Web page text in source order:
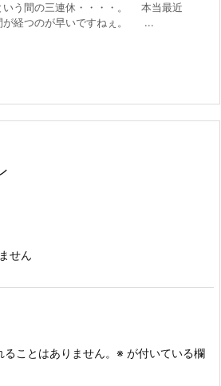
う間の三連休・・・・。 本当最近
が経つのが早いですねぇ。 ...
せん
ことはありません。 ※ が付いている欄